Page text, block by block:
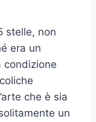
stelle, non
era un
condizione
che è sia
un